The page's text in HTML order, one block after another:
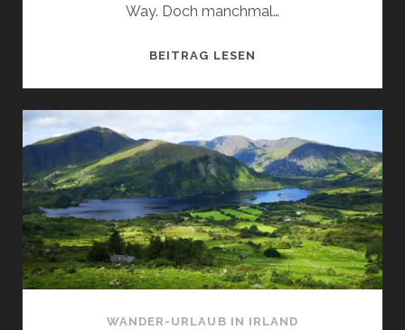
Way. Doch manchmal…
BEITRAG LESEN
WAY:
ALLE
INFOS
FÜR
DEINE
INDIVIDUELLE
WANDERUNG
WANDER-URLAUB IN IRLAND